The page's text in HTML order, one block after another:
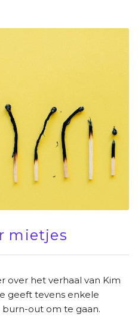
mietjes
over het verhaal van Kim
geeft tevens enkele
out om te gaan.